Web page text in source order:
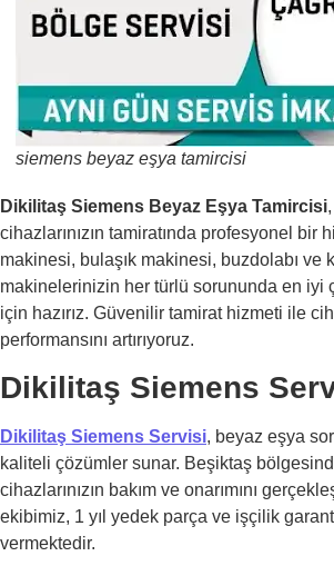
siemens beyaz eşya tamircisi
Dikilitaş Siemens Beyaz Eşya Tamircisi
cihazlarınızın tamiratında profesyonel bir
makinesi, bulaşık makinesi, buzdolabı ve
makinelerinizin her türlü sorununda en iyi
için hazırız. Güvenilir tamirat hizmeti ile
performansını artırıyoruz.
Dikilitaş Siemens
Dikilitaş Siemens Servisi, beyaz eşya
kaliteli çözümler sunar. Beşiktaş
cihazlarınızın bakım ve onarımını
ekibimiz, 1 yıl yedek parça ve işçilik
vermektedir.